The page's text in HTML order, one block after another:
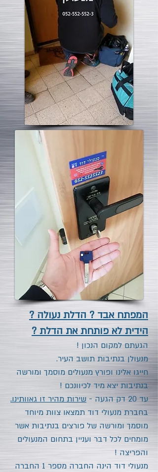
המפתח אבד ? הדלת נעולה ?
הידית לא פותחת את הדלת ?
הגעתם למקום הנכון !
מנעולן בנתיבות תושב העיר.
חייגו אלינו ופורץ מנעולים מוסמך ומורשה
בנתיבותיצא מיד לכיוונכם !
עד 20 דק הגעה -
שירות מהיר זו גאוותינו.
בחברת מנעולי דוד תמצאו צוות מיוחד
מוסמך ומורשה של פורצים בנתיבות אשר
מומחים לכל דבר ועניין בתחום המנעולים
והפריצה !
מנעולי דוד הינה החברה מספר 1 החברה